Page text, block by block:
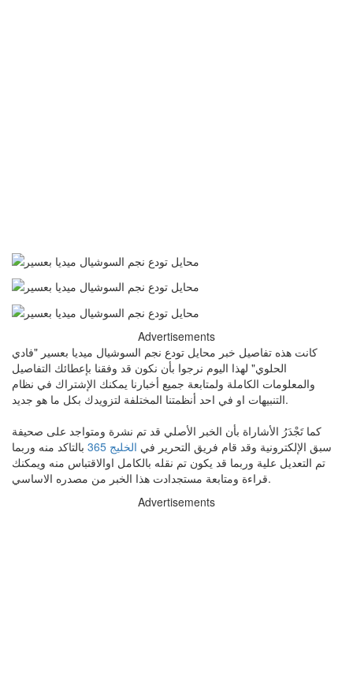
Advertisements
كانت هذه تفاصيل خبر محايل تودع نجم السوشيال ميديا بعسير "فادي
الحلوي" لهذا اليوم نرجوا بأن نكون قد وفقنا بإعطائك التفاصيل
والمعلومات الكاملة ولمتابعة جميع أخبارنا يمكنك الإشتراك في نظام
التنبيهات او في احد أنظمتنا المختلفة لتزويدك بكل ما هو جديد.
كما تَجْدَرُ الأشاراة بأن الخبر الأصلي قد تم نشرة ومتواجد على صحيفة
سبق اﻹلكترونية وقد قام فريق التحرير في الخليج 365
بالتاكد منه وربما
تم التعديل علية وربما قد يكون تم نقله بالكامل اوالاقتباس منه ويمكنك
قراءة ومتابعة مستجدادت هذا الخبر من مصدره الاساسي.
Advertisements